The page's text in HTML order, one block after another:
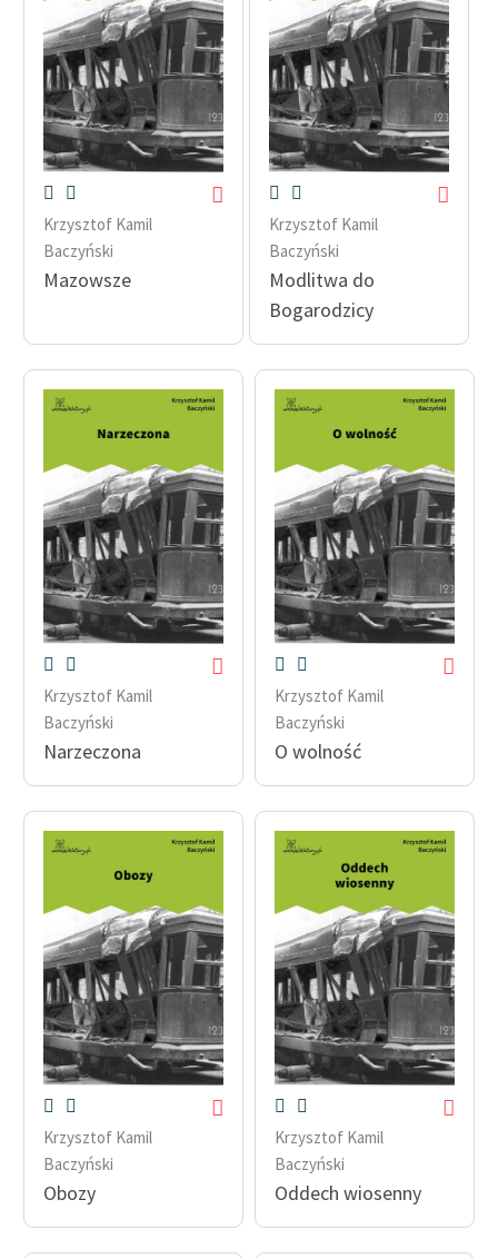
Krzysztof Kamil
Baczyński
Mazowsze
Krzysztof Kamil
Baczyński
Modlitwa do
Bogarodzicy
Krzysztof Kamil
Baczyński
Narzeczona
Krzysztof Kamil
Baczyński
O wolność
Krzysztof Kamil
Baczyński
Obozy
Krzysztof Kamil
Baczyński
Oddech wiosenny